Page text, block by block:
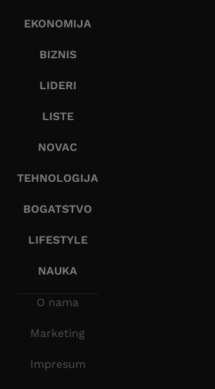
EKONOMIJA
BIZNIS
LIDERI
LISTE
NOVAC
TEHNOLOGIJA
BOGATSTVO
LIFESTYLE
NAUKA
O nama
Marketing
Impresum